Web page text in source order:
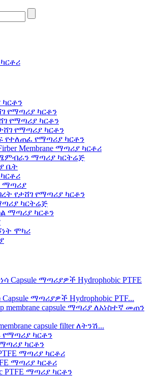
ካርቶን
የማጣሪያ ካርቶን
የማጣሪያ ካርቶን
የማጣሪያ ካርቶን
የተለጠፈ የማጣሪያ ካርቶን
Membrane ማጣሪያ ካርቶሪ
ማጣሪያ ካርትሬጅ
ቤት
ማጣሪያ
የታሸገ የማጣሪያ ካርቶን
ካርትሬጅ
ማጣሪያ ካርቶን
ሞካሪ
ማጣሪያዎች Hydrophobic PTF...
capsule filter ለትንሽ...
ካርቶን
ማጣሪያ ካርቶሪ